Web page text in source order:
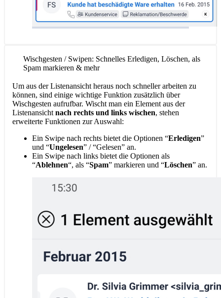
Wischgesten / Swipen: Schnelles Erledigen, Löschen, als
Spam markieren & mehr
Um aus der Listenansicht heraus noch schneller arbeiten zu
können, sind einige wichtige Funktion zusätzlich über
Wischgesten aufrufbar. Wischt man ein Element aus der
Listenansicht nach rechts und links wischen, stehen
erweiterte Funktionen zur Auswahl:
Ein Swipe nach rechts bietet die Optionen “Erledigen”
und “Ungelesen” / “Gelesen” an.
Ein Swipe nach links bietet die Optionen als
“Ablehnen“, als “Spam” markieren und “Löschen” an.